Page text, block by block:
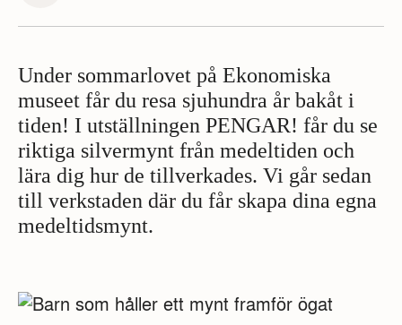
Under sommarlovet på Ekonomiska
museet får du resa sjuhundra år bakåt i
tiden! I utställningen PENGAR! får du se
riktiga silvermynt från medeltiden och
lära dig hur de tillverkades. Vi går sedan
till verkstaden där du får skapa dina egna
medeltidsmynt.